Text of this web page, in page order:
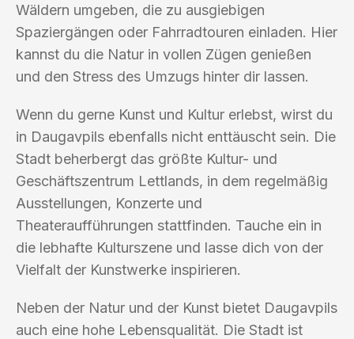
Wäldern umgeben, die zu ausgiebigen
Spaziergängen oder Fahrradtouren einladen. Hier
kannst du die Natur in vollen Zügen genießen
und den Stress des Umzugs hinter dir lassen.
Wenn du gerne Kunst und Kultur erlebst, wirst du
in Daugavpils ebenfalls nicht enttäuscht sein. Die
Stadt beherbergt das größte Kultur- und
Geschäftszentrum Lettlands, in dem regelmäßig
Ausstellungen, Konzerte und
Theateraufführungen stattfinden. Tauche ein in
die lebhafte Kulturszene und lasse dich von der
Vielfalt der Kunstwerke inspirieren.
Neben der Natur und der Kunst bietet Daugavpils
auch eine hohe Lebensqualität. Die Stadt ist